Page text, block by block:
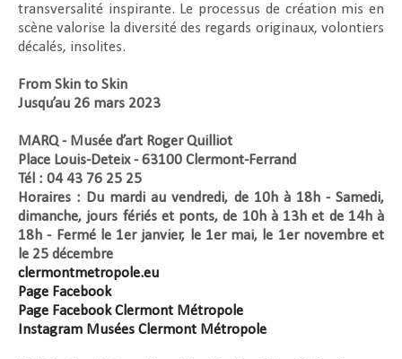
transversalité inspirante. Le processus de création mis en
scène valorise la diversité des regards originaux, volontiers
décalés, insolites.
From Skin to Skin
Jusqu’au 26 mars 2023
MARQ - Musée d’art Roger Quilliot
Place Louis-Deteix - 63100 Clermont-Ferrand
Tél : 04 43 76 25 25
Horaires : Du mardi au vendredi, de 10h à 18h - Samedi,
dimanche, jours fériés et ponts,de 10h à 13h et de 14h à
18h - Fermé le 1er janvier, le 1er mai, le 1er novembre et
le 25 décembre
clermontmetropole.eu
Page Facebook
Page Facebook Clermont Métropole
Instagram Musées Clermont Métropole